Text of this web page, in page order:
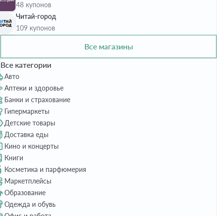
48 купонов
Читай-город
109 купонов
Все магазины
Все категории
Авто
Аптеки и здоровье
Банки и страхование
Гипермаркеты
Детские товары
Доставка еды
Кино и концерты
Книги
Косметика и парфюмерия
Маркетплейсы
Образование
Одежда и обувь